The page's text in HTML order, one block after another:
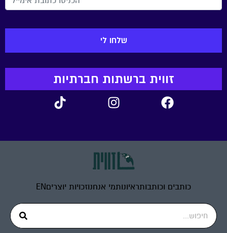
זווית ברשתות חברתיות
כותבים וכותבותראיונותמי אנחנוזכויות יוצריםEN